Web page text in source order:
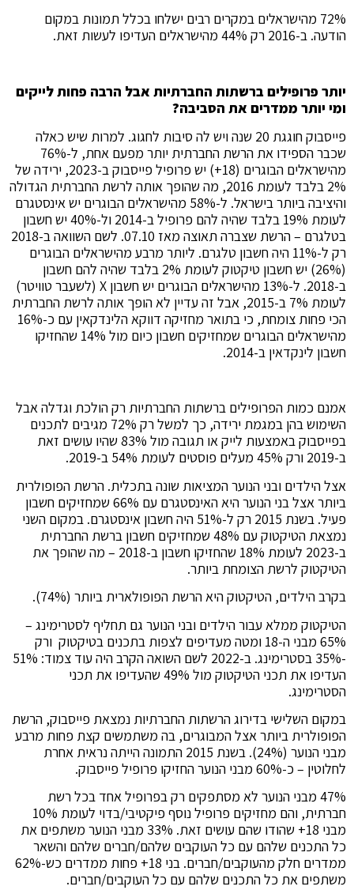
72% מהישראלים במקרים רבים ישלחו בכלל תמונות במקום
הודעה. ב-2016 רק 44% מהישראלים העדיפו לעשות זאת.
יותר פרופילים ברשתות החברתיות אבל הרבה פחות לייקים
ומי יותר ממדרים את הסביבה?
פייסבוק חוגגת 20 שנה ויש לה סיבות לחגוג.
למרות שיש כאלה
שכבר הספידו את הרשת החברתית יותר מפעם אחת, ל-76%
מהישראלים הבוגרים (18+) יש פרופיל פייסבוק ב-2023, ירידה של
2% בלבד לעומת 2016, מה שהופך אותה לרשת החברתית הגדולה
והיציבה ביותר בישראל. ל-58% מהישראלים הבוגרים יש אינסטגרם
לעומת 19% בלבד שהיה להם פרופיל ב-2014 ול-40% יש חשבון
בטלגרם – הרשת שצברה תאוצה מאז 07.10. לשם השוואה ב-2018
רק ל-11% היה חשבון טלגרם. ליותר מרבע מהישראלים הבוגרים
(26%) יש חשבון טיקטוק לעומת 2% בלבד שהיה להם חשבון
ב-2018. ל-13% מהישראלים הבוגרים יש חשבון X (לשעבר טוויטר)
לעומת 7% ב-2015, אבל זה עדיין לא הופך אותה לרשת החברתית
הכי פחות צומחת, כי בתואר מחזיקה דווקא הלינדקאין עם כ-16%
מהישראלים הבוגרים שמחזיקים חשבון כיום מול 14% שהחזיקו
חשבון לינקדאין ב-2014.
אמנם כמות הפרופילים ברשתות החברתיות רק הולכת וגדלה אבל
השימוש בהן במגמת ירידה, כך למשל רק 72% מגיבים לתכנים
בפייסבוק באמצעות לייק או תגובה מול 83% שהיו עושים זאת
ב-2019 ורק 45% מעלים פוסטים לעומת 54% ב-2019.
אצל הילדים ובני הנוער המציאות שונה בתכלית. הרשת הפופולרית
ביותר אצל בני הנוער היא האינסטגרם עם 66% שמחזיקים חשבון
פעיל. בשנת 2015 רק ל-51% היה חשבון אינסטגרם. במקום השני
נמצאת הטיקטוק עם 48% שמחזיקים חשבון ברשת החברתית
ב-2023 לעומת 18% שהחזיקו חשבון ב-2018 – מה שהופך את
הטיקטוק לרשת הצומחת ביותר.
בקרב הילדים, הטיקטוק היא הרשת הפופולארית ביותר (74%).
הטיקטוק ממלא עבור הילדים ובני הנוער גם תחליף לסטרימינג –
65% מבני ה-18 ומטה מעדיפים לצפות בתכנים בטיקטוק ורק
-35% בסטרימינג. ב-2022 לשם השואה הקרב היה עוד צמוד: 51%
העדיפו את תכני הטיקטוק מול 49% שהעדיפו את תכני
הסטרימינג.
במקום השלישי בדירוג הרשתות החברתיות נמצאת פייסבוק, הרשת
הפופולרית ביותר אצל המבוגרים, בה משתמשים קצת פחות מרבע
מבני הנוער (24%). בשנת 2015 התמונה הייתה נראית אחרת
לחלוטין – כ-60% מבני הנוער החזיקו פרופיל פייסבוק.
47% מבני הנוער לא מסתפקים רק בפרופיל אחד בכל רשת
חברתית, והם מחזיקים פרופיל נוסף פיקטיבי/בדוי לעומת 10%
מבני 18+ שהודו שהם עושים זאת. 33% מבני הנוער משתפים את
כל התכנים שלהם עם כל העוקבים שלהם/חברים שלהם והשאר
ממדרים חלק מהעוקבים/חברים. בני 18+ פחות ממדרים כש-62%
משתפים את כל התכנים שלהם עם כל העוקבים/חברים.